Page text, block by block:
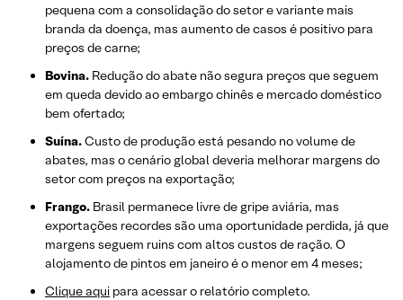
pequena com a consolidação do setor e variante mais
branda da doença, mas aumento de casos é positivo para
preços de carne;
Bovina. Redução do abate não segura preços que seguem
em queda devido ao embargo chinês e mercado doméstico
bem ofertado;
Suína.Custo de produção está pesando no volume de
abates, mas o cenário global deveria melhorar margens do
setor com preços na exportação;
Frango. Brasil permanece livre de gripe aviária, mas
exportações recordes são uma oportunidade perdida, já que
margens seguem ruins com altos custos de ração. O
alojamento de pintos em janeiro é o menor em 4 meses;
Clique aqui para acessar o relatório completo.